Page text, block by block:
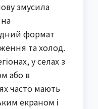
змусила
формат
та холод.
у селах з
або в
часто мають
екраном і